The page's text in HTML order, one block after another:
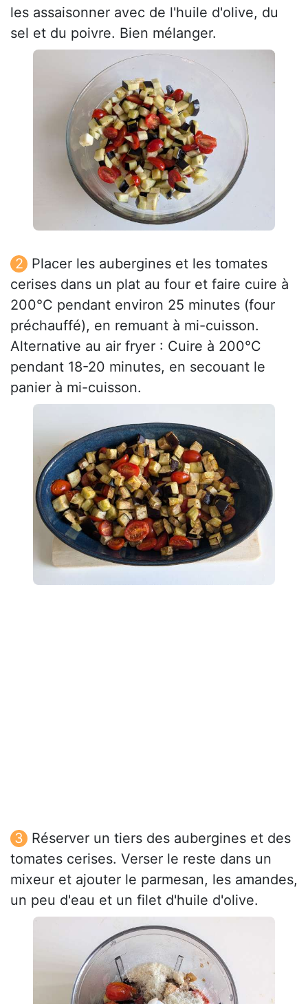
les assaisonner avec de l'huile d'olive, du
sel et du poivre. Bien mélanger.
Placer les aubergines et les tomates
cerises dans un plat au four et faire cuire à
200°C pendant environ 25 minutes (four
préchauffé), en remuant à mi-cuisson.
Alternative au air fryer : Cuire à 200°C
pendant 18-20 minutes, en secouant le
panier à mi-cuisson.
Réserver un tiers des aubergines et des
tomates cerises. Verser le reste dans un
mixeur et ajouter le parmesan, les amandes,
un peu d'eau et un filet d'huile d'olive.